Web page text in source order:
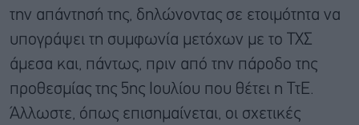
την απάντησή της, δηλώνοντας σε ετοιμότητα να
υπογράψει τη συμφωνία μετόχων με το ΤΧΣ
άμεσα και, πάντως, πριν από την πάροδο της
προθεσμίας της 5ης Ιουλίου που θέτει η ΤτΕ.
Άλλωστε, όπως επισημαίνεται, οι σχετικές